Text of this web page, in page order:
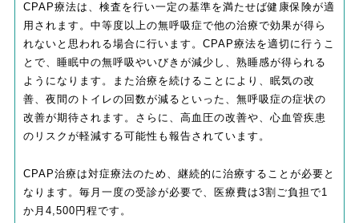
CPAP療法は、検査を行い一定の基準を満たせば健康保険が適
用されます。中等度以上の無呼吸症で他の治療で効果が得ら
れないと思われる場合に行います。CPAP療法を適切に行うこ
とで、睡眠中の無呼吸やいびきが減少し、熟睡感が得られる
ようになります。また治療を続けることにより、眠気の改
善、夜間のトイレの回数が減るといった、無呼吸症の症状の
改善が期待されます。さらに、高血圧の改善や、心血管疾患
のリスクが軽減する可能性も報告されています。
CPAP治療は対症療法のため、継続的に治療することが必要と
なります。毎月一度の受診が必要で、医療費は3割ご負担で1
か月4,500円程です。